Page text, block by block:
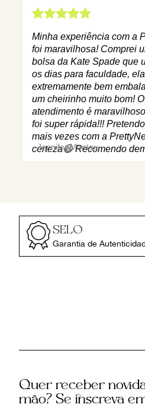
Minha experiência com a
foi maravilhosa! Comprei
bolsa da Kate Spade que
os dias para faculdade,
extremamente bem
um cheirinho muito bom! O
atendimento é
foi super rápida!!!
mais vezes com a
certeza😄 Recomendo
-Jennifer Mantau
SELO
Garantia de
Quer receber
mão? Se inscreva